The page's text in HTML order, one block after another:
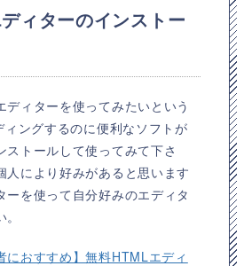
ィターのインストー
ディターを使ってみたいという
ングするのに便利なソフトが
ストールして使ってみて下さ
人により好みがあると思います
ーを使って自分好みのエディタ
におすすめ】無料HTMLエディ